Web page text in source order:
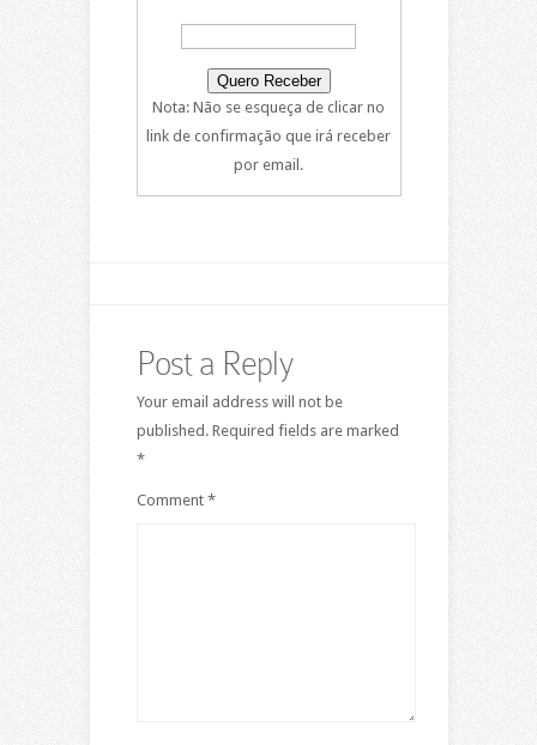
Nota: Não se esqueça de clicar no
link de confirmação que irá receber
por email.
Post a Reply
Your email address will not be
published. Required fields are marked
*
Comment *